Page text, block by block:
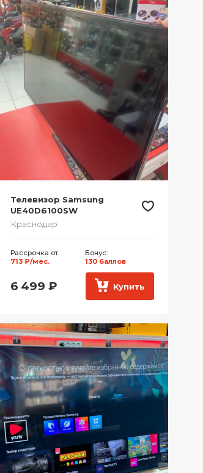
Телевизор Samsung
UE40D6100SW
Краснодар
Рассрочка от
713 ₽/мес.
Бонус:
130 баллов
6 499 ₽ Купить